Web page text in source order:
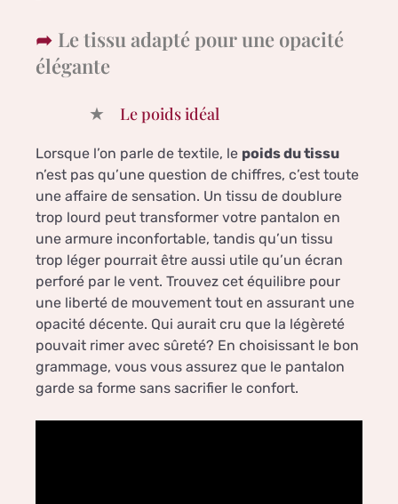
Le tissu adapté pour une opacité
élégante
Le poids idéal
Lorsque l’on parle de textile, le poids du tissu
n’est pas qu’une question de chiffres, c’est toute
une affaire de sensation. Un tissu de doublure
trop lourd peut transformer votre pantalon en
une armure inconfortable, tandis qu’un tissu
trop léger pourrait être aussi utile qu’un écran
perforé par le vent. Trouvez cet équilibre pour
une liberté de mouvement tout en assurant une
opacité décente. Qui aurait cru que la légèreté
pouvait rimer avec sûreté? En choisissant le bon
grammage, vous vous assurez que le pantalon
garde sa forme sans sacrifier le confort.